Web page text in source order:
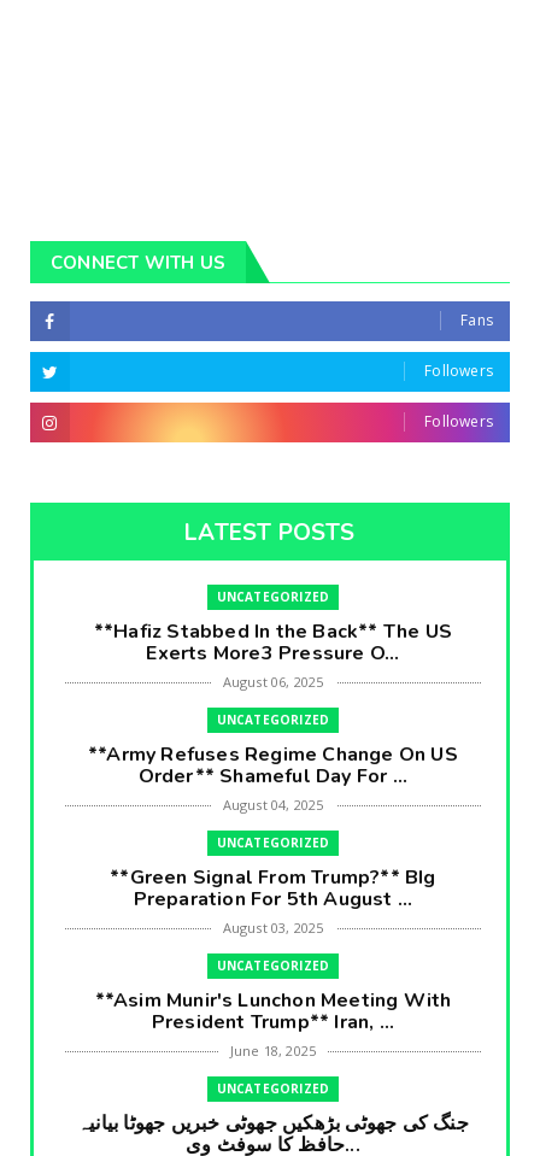
CONNECT WITH US
Fans
Followers
Followers
LATEST POSTS
UNCATEGORIZED
**Hafiz Stabbed In the Back** The US
Exerts More3 Pressure O...
August 06, 2025
UNCATEGORIZED
**Army Refuses Regime Change On US
Order** Shameful Day For ...
August 04, 2025
UNCATEGORIZED
**Green Signal From Trump?** BIg
Preparation For 5th August ...
August 03, 2025
UNCATEGORIZED
**Asim Munir's Lunchon Meeting With
President Trump** Iran, ...
June 18, 2025
UNCATEGORIZED
جنگ کی جھوٹی بڑھکیں جھوٹی خبریں جھوٹا بیانیہ
حافظ کا سوفٹ وی...